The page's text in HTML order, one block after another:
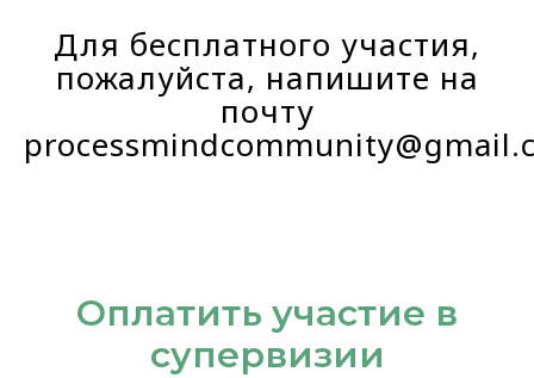
Для бесплатного участия,
пожалуйста, напишите на
почту
Оплатить участие в
супервизии